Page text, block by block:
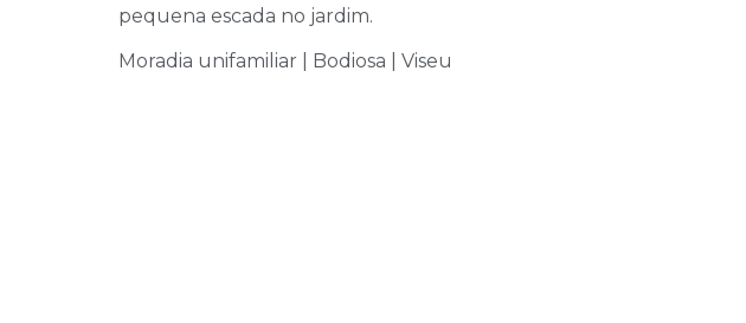
pequena escada no jardim.
Moradia unifamiliar | Bodiosa | Viseu